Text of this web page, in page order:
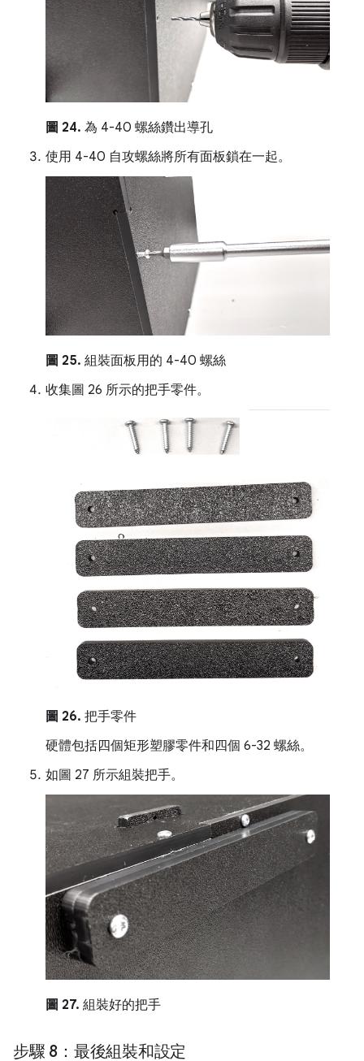
圖 24. 為 4-40 螺絲鑽出導孔
使用 4-40 自攻螺絲將所有面板鎖在一起。
圖 25. 組裝面板用的 4-40 螺絲
收集圖 26 所示的把手零件。
圖 26. 把手零件
硬體包括四個矩形塑膠零件和四個 6-32 螺絲。
如圖 27 所示組裝把手。
圖 27. 組裝好的把手
步驟 8：最後組裝和設定